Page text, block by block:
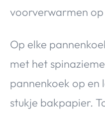
voorverwarmen op
Op elke
met het
pannenkoek op en
stukje bakpapier.